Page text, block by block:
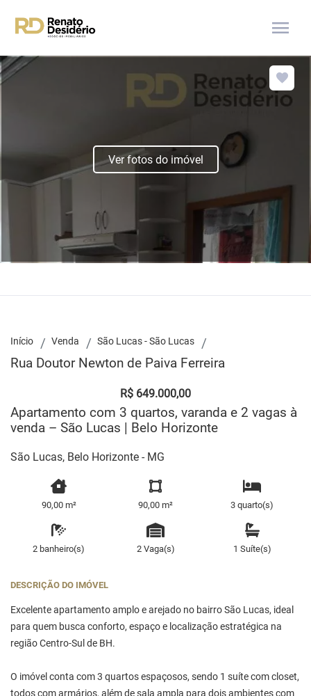
menu
Ver fotos do imóvel
Início Venda São Lucas - São Lucas
Rua Doutor Newton de Paiva Ferreira
R$ 649.000,00
Apartamento com 3 quartos, varanda e 2 vagas à
venda – São Lucas | Belo Horizonte
São Lucas, Belo Horizonte - MG
90,00 m² 90,00 m² 3 quarto(s)
2 banheiro(s) 2 Vaga(s) 1 Suíte(s)
DESCRIÇÃO DO IMÓVEL
Excelente apartamento amplo e arejado no bairro São Lucas, ideal
para quem busca conforto, espaço e localização estratégica na
região Centro-Sul de BH.
O imóvel conta com 3 quartos espaçosos, sendo 1 suíte com closet,
todos com armários, além de sala ampla para dois ambientes com